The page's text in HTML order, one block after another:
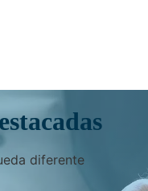
diferente